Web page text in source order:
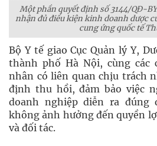
Một phần quyết định số 3144/QĐ-
nhận đủ điều kiện kinh doanh dược
cung ứng quốc tế
Bộ Y tế giao Cục Quản lý Y,
thành phố Hà Nội, cùng các
nhân có liên quan chịu trách
định thu hồi, đảm bảo việc
doanh nghiệp diễn ra đúng
không ảnh hưởng đến quyền
và đối tác.